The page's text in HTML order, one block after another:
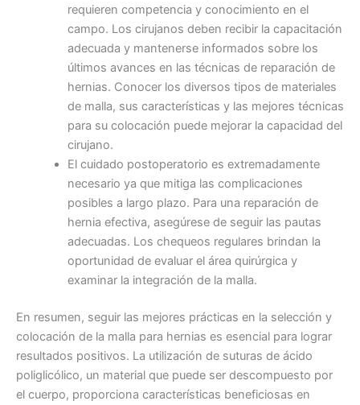
Teléfono
País*
Nombre De Empresa
Tu mensaje*
requieren competencia y conocimiento en el
campo. Los cirujanos deben recibir la capacitación
adecuada y mantenerse informados sobre los
últimos avances en las técnicas de reparación de
hernias. Conocer los diversos tipos de materiales
de malla, sus características y las mejores técnicas
para su colocación puede mejorar la capacidad del
cirujano.
El cuidado postoperatorio es extremadamente
necesario ya que mitiga las complicaciones
posibles a largo plazo. Para una reparación de
hernia efectiva, asegúrese de seguir las pautas
adecuadas. Los chequeos regulares brindan la
oportunidad de evaluar el área quirúrgica y
examinar la integración de la malla.
En resumen, seguir las mejores prácticas en la selección y
colocación de la malla para hernias es esencial para lograr
resultados positivos. La utilización de suturas de ácido
poliglicólico, un material que puede ser descompuesto por
el cuerpo, proporciona características beneficiosas en